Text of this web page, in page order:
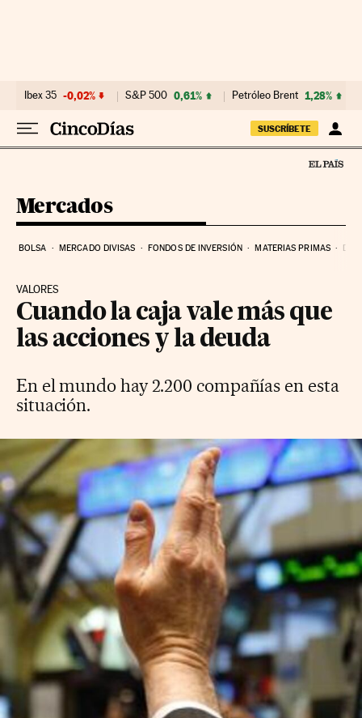
Ibex 35 -0,02% S&P 500 0,61% Petróleo Brent 1,28%
SUSCRÍBETE
Mercados
BOLSA MERCADO DIVISAS FONDOS DE INVERSIÓN MATERIAS PRIMAS
VALORES
Cuando la caja vale más que
las acciones y la deuda
En el mundo hay 2.200 compañías en esta
situación.